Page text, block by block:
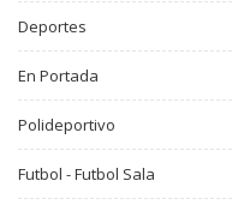
Deportes
En Portada
Polideportivo
Futbol - Futbol Sala